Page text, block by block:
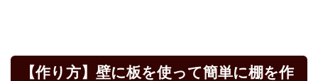
【作り方】壁に板を使って簡単に棚を作